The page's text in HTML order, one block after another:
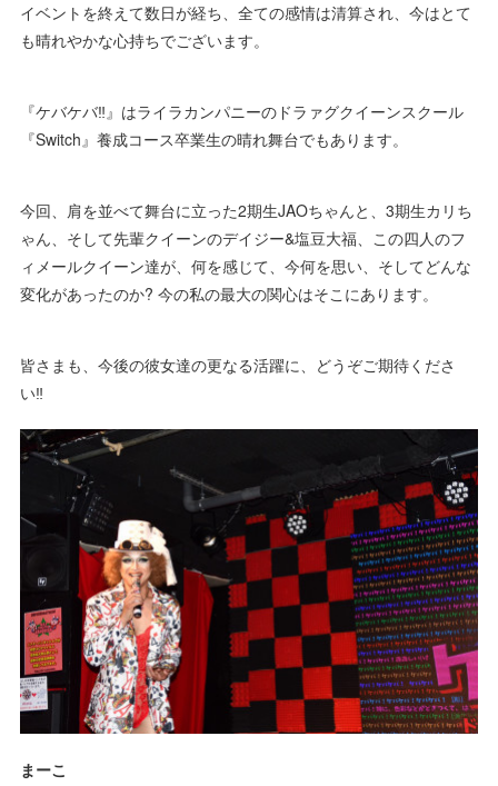
イベントを終えて数日が経ち、全ての感情は清算され、今はとて
も晴れやかな心持ちでございます。
『ケバケバ‼️』はライラカンパニーのドラァグクイーンスクール
『Switch』養成コース卒業生の晴れ舞台でもあります。
今回、肩を並べて舞台に立った2期生JAOちゃんと、3期生カリち
ゃん、そして先輩クイーンのデイジー&塩豆大福、この四人のフ
ィメールクイーン達が、何を感じて、今何を思い、そしてどんな
変化があったのか? 今の私の最大の関心はそこにあります。
皆さまも、今後の彼女達の更なる活躍に、どうぞご期待くださ
い‼️
まーこ